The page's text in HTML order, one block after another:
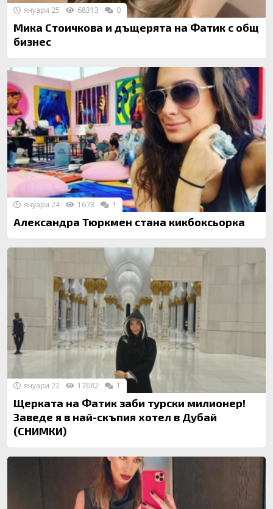
Мика Стоичкова и дъщерята на Фатик с общ
бизнес
януари 25 68313 0
Александра Тюркмен стана кикбоксьорка
януари 24 1673 1
Щерката на Фатик заби турски милионер!
Заведе я в най-скъпия хотел в Дубай
(СНИМКИ)
януари 22 17682 1